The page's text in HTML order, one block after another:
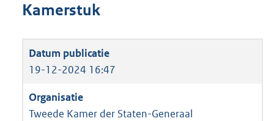
Kamerstuk
19-12-2024 16:47
Tweede Kamer der Staten-Generaal